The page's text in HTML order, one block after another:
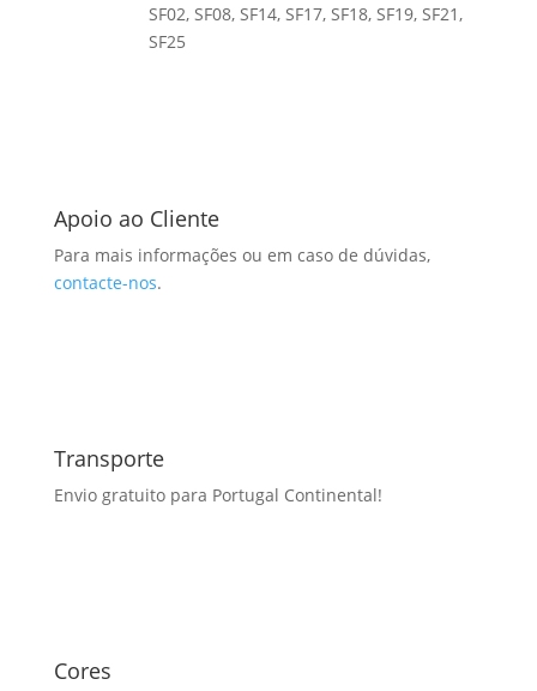
SF02, SF08, SF14, SF17, SF18, SF19, SF21,
SF25
Apoio ao Cliente
Para mais informações ou em caso de dúvidas,
contacte-nos.
Transporte
Envio gratuito para Portugal Continental!
Cores